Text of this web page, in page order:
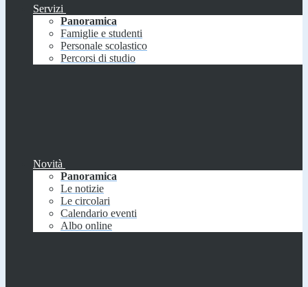
Servizi
Panoramica
Famiglie e studenti
Personale scolastico
Percorsi di studio
Novità
Panoramica
Le notizie
Le circolari
Calendario eventi
Albo online